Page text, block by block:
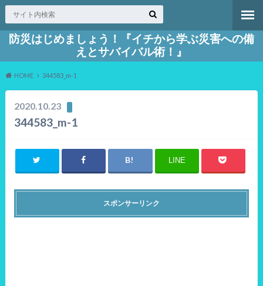
防災はじめましょう！『イチから学ぶ災害への備
えとサバイバル術！』
HOME 344583_m-1
2020.10.23
344583_m-1
LINE
スポンサーリンク